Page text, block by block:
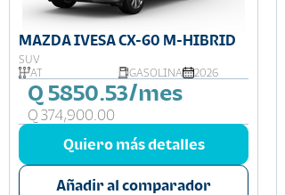
MAZDA IVESA CX-60 M-HIBRID
SUV
AT
GASOLINA 2026
Q 5850.53/mes
Q 374,900.00
Quiero más detalles
Añadir al comparador